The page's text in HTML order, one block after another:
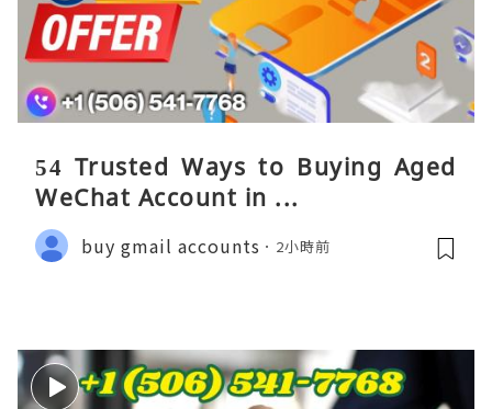
54 Trusted Ways to Buying Aged
WeChat Account in ...
buy gmail accounts 2小時前